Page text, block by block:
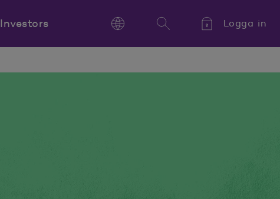
Investors
Kieli,
Language Sök
Logga in